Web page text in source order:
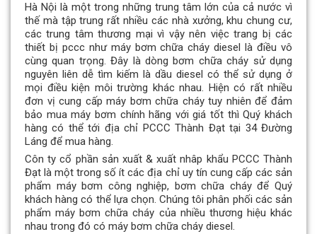
Hà Nội là một trong những trung tâm lớn của cả nước vì
thế mà tập trung rất nhiều các nhà xưởng, khu chung cư,
các trung tâm thương mại vì vậy nên việc trang bị các
thiết bị pccc như máy bơm chữa cháy diesel là điều vô
cùng quan trọng. Đây là dòng bơm chữa cháy sử dụng
nguyên liên dễ tìm kiếm là dầu diesel có thể sử dụng ở
mọi điều kiện môi trường khác nhau. Hiện có rất nhiều
đơn vị cung cấp máy bơm chữa cháy tuy nhiên để đảm
bảo mua máy bơm chính hãng với giá tốt thì Quý khách
hàng có thể tới địa chỉ PCCC Thành Đạt tại 34 Đường
Láng để mua hàng.
Côn ty cổ phần sản xuất & xuất nhâp khẩu PCCC Thành
Đạt là một trong số ít các địa chỉ uy tín cung cấp các sản
phẩm máy bơm công nghiệp, bơm chữa cháy để Quý
khách hàng có thể lựa chọn. Chúng tôi phân phối các sản
phẩm máy bơm chữa cháy của nhiều thương hiệu khác
nhau trong đó có máy bơm chữa cháy diesel.